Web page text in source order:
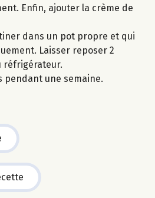
Enfin, ajouter la crème de
dans un pot propre et qui
Laisser reposer 2
réfrigérateur.
pendant une semaine.